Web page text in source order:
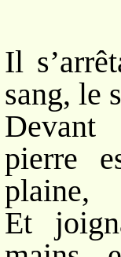
Il
sang, le
pierre
plaine,
Et